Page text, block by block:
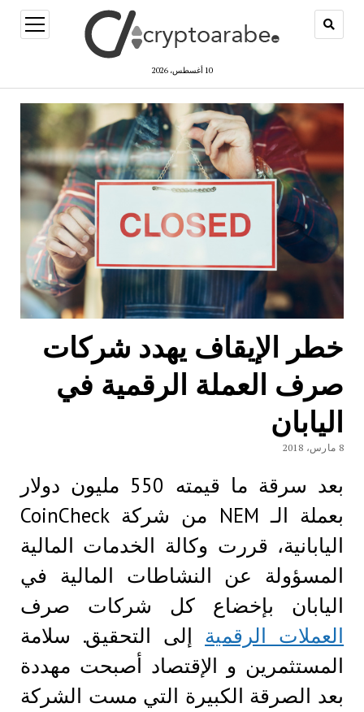
10 أغسطس، 2026
open
menu
خطر الإيقاف يهدد شركات
صرف العملة الرقمية في
اليابان
8 مارس، 2018
بعد سرقة ما قيمته 550 مليون دولار
بعملة الـ NEM من شركة CoinCheck
اليابانية، قررت وكالة الخدمات المالية
المسؤولة عن النشاطات المالية في
اليابان بإخضاع كل شركات صرف
العملات الرقمية إلى التحقيق. سلامة
المستثمرين و الإقتصاد أصبحت مهددة
بعد الصرقة الكبيرة التي مست الشركة